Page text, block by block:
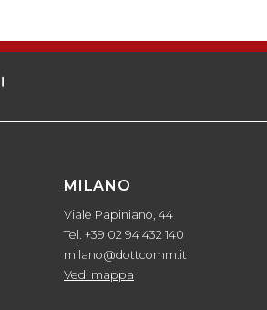
MILANO
Viale Papiniano, 44
Tel. +39 02 94 432 140
milano@dottcomm.it
Vedi mappa